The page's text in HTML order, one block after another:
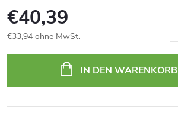
€40,39
€33,94 ohne MwSt.
IN DEN WARENKORB